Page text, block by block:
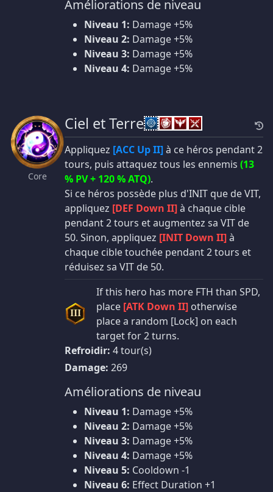
Améliorations de niveau
Niveau 1: Damage +5%
Niveau 2: Damage +5%
Niveau 3: Damage +5%
Niveau 4: Damage +5%
Core
Ciel et Terre
Appliquez [ACC Up II]à ce héros pendant 2
tours, puis attaquez tous les ennemis (13
% PV + 120 % ATQ).
Si ce héros possède plus d'INIT que de VIT,
appliquez [DEF Down II]à chaque cible
pendant 2 tours et augmentez sa VIT de
50. Sinon, appliquez [INIT Down II]à
chaque cible touchée pendant 2 tours et
réduisez sa VIT de 50.
III
If this hero has more FTH than SPD,
place [ATK Down II] otherwise
place a random [Lock] on each
target for 2 turns.
Refroidir: 4 tour(s)
Damage: 269
Améliorations de niveau
Niveau 1: Damage +5%
Niveau 2: Damage +5%
Niveau 3: Damage +5%
Niveau 4: Damage +5%
Niveau 5: Cooldown -1
Niveau 6: Effect Duration +1